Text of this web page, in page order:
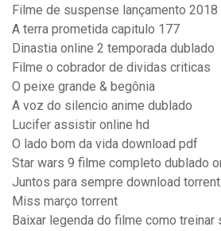
Filme de suspense lançamento 2018
A terra prometida capitulo 177
Dinastia online 2 temporada dublado
Filme o cobrador de dividas criticas
O peixe grande & begônia
A voz do silencio anime dublado
Lucifer assistir online hd
O lado bom da vida download pdf
Star wars 9 filme completo dublado
Juntos para sempre download torrent
Miss março torrent
Baixar legenda do filme como treinar